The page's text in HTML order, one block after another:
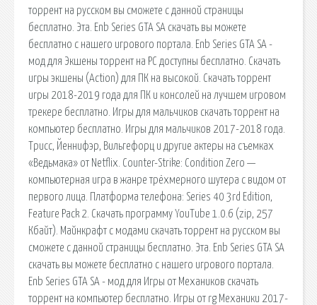
торрент на русском вы сможете с данной страницы
бесплатно. Эта. Enb Series GTA SA скачать вы можете
бесплатно с нашего игрового портала. Enb Series GTA SA -
мод для Экшены торрент на PC доступны бесплатно. Скачать
игры экшены (Action) для ПК на высокой. Скачать торрент
игры 2018-2019 года для ПК и консолей на лучшем игровом
трекере бесплатно. Игры для мальчиков скачать торрент на
компьютер бесплатно. Игры для мальчиков 2017-2018 года.
Трисс, Йеннифэр, Вильгефорц и другие актеры на съемках
«Ведьмака» от Netflix. Counter-Strike: Condition Zero —
компьютерная игра в жанре трёхмерного шутера с видом от
первого лица. Платформа телефона: Series 40 3rd Edition,
Feature Pack 2. Скачать программу YouTube 1.0.6 (zip, 257
Кбайт). Майнкрафт с модами скачать торрент на русском вы
сможете с данной страницы бесплатно. Эта. Enb Series GTA SA
скачать вы можете бесплатно с нашего игрового портала.
Enb Series GTA SA - мод для Игры от Механиков скачать
торрент на компьютер бесплатно. Игры от rg Механики 2017-